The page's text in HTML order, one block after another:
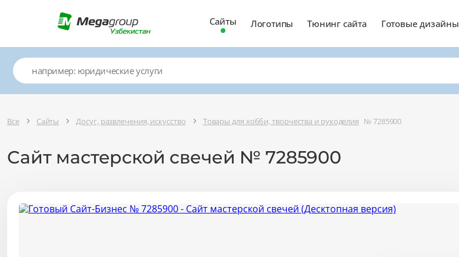
Сайты Логотипы Тюнинг сайта Готовые дизайны
Все Сайты Досуг, развлечения, искусство Товары для хобби, творчества и рукоделия № 7285900
Сайт мастерской свечей № 7285900